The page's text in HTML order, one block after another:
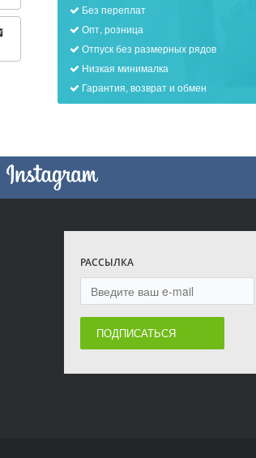
Без переплат
Опт, розница
Отпуск без размерных рядов
Низкая минималка
Гарантия, возврат и обмен
РАССЫЛКА
ПОДПИСАТЬСЯ